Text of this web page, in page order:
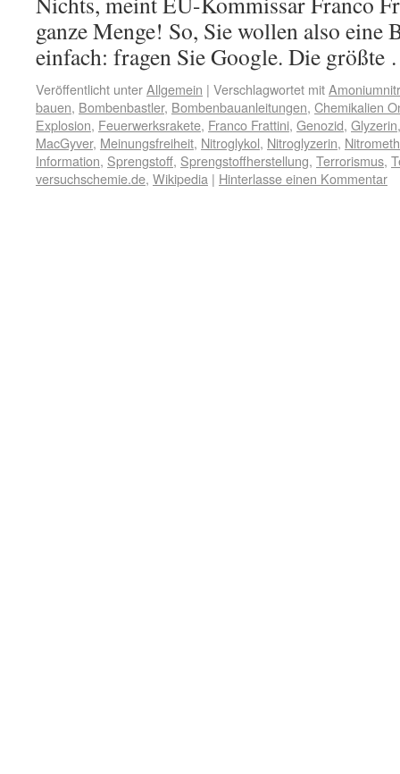
ganze Menge! So, Sie wollen also eine
einfach: fragen Sie Google. Die
Veröffentlicht unterAllgemein | Verschlagwortet mit
bauen, Bombenbastler, Bombenbauanleitungen, Chemikalien
Explosion, Feuerwerksrakete, Franco Frattini, Genozid, Glyzerin
MacGyver, Meinungsfreiheit, Nitroglykol, Nitroglyzerin,
Information, Sprengstoff, Sprengstoffherstellung, Terrorismus,
versuchschemie.de, Wikipedia | Hinterlasse einen Kommentar